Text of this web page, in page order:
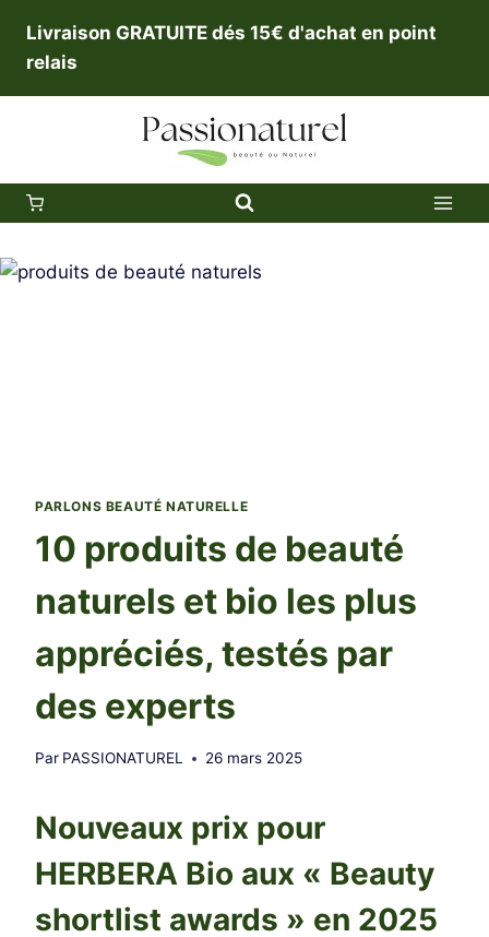
contenu
Livraison GRATUITE dés 15€ d'achat en point
relais
PARLONS BEAUTÉ NATURELLE
10 produits de beauté
naturels et bio les plus
appréciés, testés par
des experts
Par PASSIONATUREL 26 mars 2025
Nouveaux prix pour
HERBERA Bio aux « Beauty
shortlist awards » en 2025